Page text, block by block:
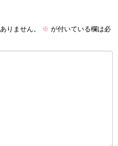
りません。 ※ が付いている欄は必